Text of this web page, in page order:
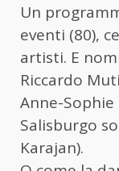
Un
eventi (80),
artisti. E
Riccardo
Anne-
Salisburgo
Karajan).